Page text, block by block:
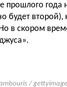
года
будет
в скором
/